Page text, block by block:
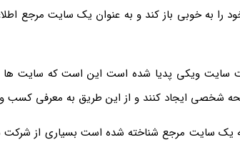
را به خوبی باز کند و به عنوان یک سایت مرجع
سایت ویکی پدیا شده است این است که سایت
شخصی ایجاد کنند و از این طریق به معرفی کسب و
یک سایت مرجع شناخته شده است بسیاری از شرکت